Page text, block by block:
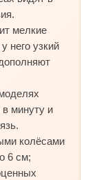
мелкие
него узкий
в минуту и
колёсами
6 см;